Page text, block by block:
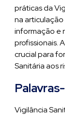
práticas da
na
informação e
profissionais.
crucial para
Sanitária aos
Vigilância